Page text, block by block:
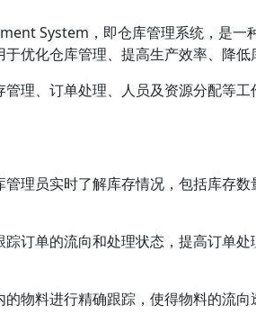
System，即仓库管理系统，是一
优化仓库管理、提高生产效率、降低
理、订单处理、人员及资源分配等
管理员实时了解库存情况，包括库存
踪订单的流向和处理状态，提高订单处
的物料进行精确跟踪，使得物料的流